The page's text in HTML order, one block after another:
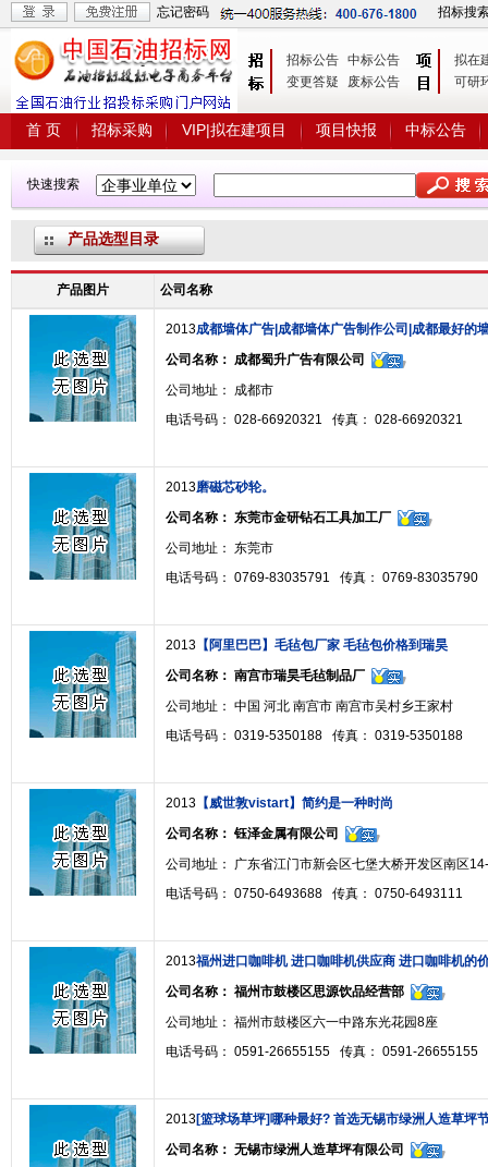
忘记密码 招标搜
招标公告 中标公告
变更答疑
废标公告
拟在
可研
首 页 招标采购 VIP|拟在建项目 项目快报 中标公告
快速搜索
产品选型目录
产品图片 公司名称
2013成都墙体广告|成都墙体广告制作公司|成都最好的
公司名称： 成都蜀升广告有限公司
公司地址： 成都市
电话号码： 028-66920321 传真： 028-66920321
2013磨磁芯砂轮。
公司名称： 东莞市金研钻石工具加工厂
公司地址： 东莞市
电话号码： 0769-83035791 传真： 0769-83035790
2013 【阿里巴巴】毛毡包厂家 毛毡包价格到瑞昊
公司名称： 南宫市瑞昊毛毡制品厂
公司地址： 中国 河北 南宫市 南宫市吴村乡王家村
电话号码： 0319-5350188 传真： 0319-5350188
2013 【威世敦vistart】简约是一种时尚
公司名称： 钰泽金属有限公司
公司地址： 广东省江门市新会区七堡大桥开发区南区
电话号码： 0750-6493688 传真： 0750-6493111
2013福州进口咖啡机 进口咖啡机供应商 进口咖啡机的
公司名称： 福州市鼓楼区思源饮品经营部
公司地址： 福州市鼓楼区六一中路东光花园8座
电话号码： 0591-26655155 传真： 0591-26655155
2013[篮球场草坪]哪种最好? 首选无锡市绿洲人造草坪
公司名称： 无锡市绿洲人造草坪有限公司